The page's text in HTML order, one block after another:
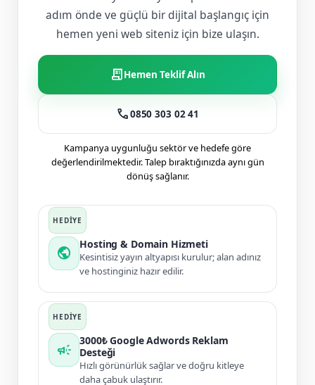
adım önde ve güçlü bir dijital başlangıç için
hemen yeni web siteniz için bize ulaşın.
receipt_longHemen Teklif Alın
call0850 303 02 41
Kampanya uygunluğu sektör ve hedefe göre
değerlendirilmektedir. Talep bıraktığınızda aynı gün
dönüş sağlanır.
public
Hosting & Domain Hizmeti
Kesintisiz yayın altyapısı kurulur; alan adınız
ve hostinginiz hazır edilir.
campaign
3000₺ Google Adwords Reklam
Desteği
Hızlı görünürlük sağlar ve doğru kitleye
daha çabuk ulaştırır.